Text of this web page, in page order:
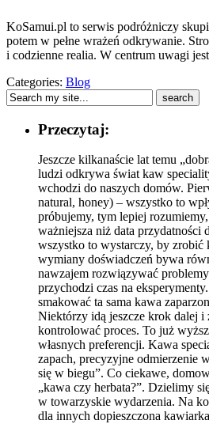
KoSamui.pl to serwis podróżniczy
potem w pełne wrażeń odkrywanie.
i codzienne realia. W centrum uwagi
Categories: Blog
Przeczytaj:
Jeszcze kilkanaście lat temu
ludzi odkrywa świat kaw
wchodzi do naszych domów.
natural, honey) – wszystko to
próbujemy, tym lepiej
ważniejsza niż data przydatności
wszystko to wystarczy, by zrobić
wymiany doświadczeń bywa
nawzajem rozwiązywać
przychodzi czas na
smakować ta sama kawa
Niektórzy idą jeszcze krok dalej i
kontrolować proces. To już
własnych preferencji. Kawa
zapach, precyzyjne odmierzenie
się w biegu”. Co ciekawe,
„kawa czy herbata?”. Dzielimy
w towarzyskie wydarzenia. Na
dla innych dopieszczona